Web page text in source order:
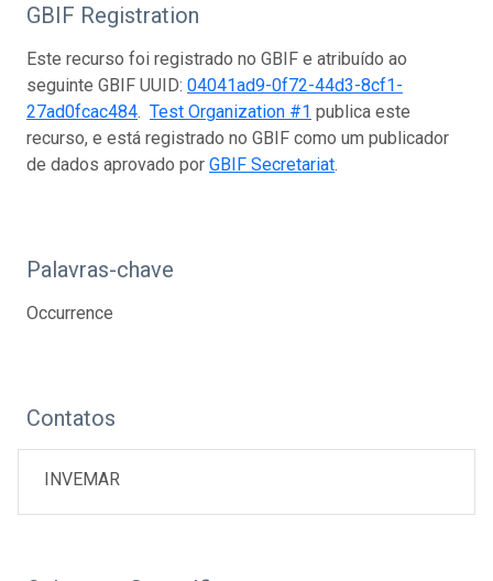
GBIF Registration
Este recurso foi registrado no GBIF e atribuído ao
seguinte GBIF UUID: 04041ad9-0f72-44d3-8cf1-
27ad0fcac484. Test Organization #1 publica este
recurso, e está registrado no GBIF como um publicador
de dados aprovado por GBIF Secretariat.
Palavras-chave
Occurrence
Contatos
INVEMAR